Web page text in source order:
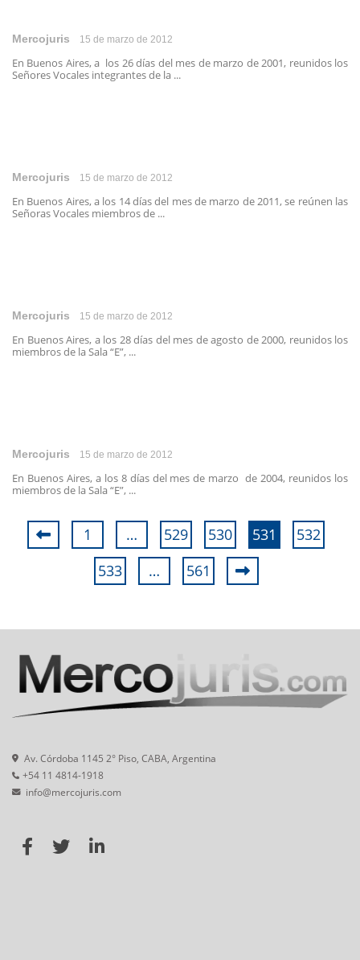
Mercojuris 15 de marzo de 2012
En Buenos Aires, a los 26 días del mes de marzo de 2001, reunidos los
Señores Vocales integrantes de la ...
Mercojuris 15 de marzo de 2012
En Buenos Aires, a los 14 días del mes de marzo de 2011, se reúnen las
Señoras Vocales miembros de ...
Mercojuris 15 de marzo de 2012
En Buenos Aires, a los 28 días del mes de agosto de 2000, reunidos los
miembros de la Sala “E”, ...
Mercojuris 15 de marzo de 2012
En Buenos Aires, a los 8 días del mes de marzo de 2004, reunidos los
miembros de la Sala “E”, ...
1 … 529 530 531
532
533
… 561
Av. Córdoba 1145 2° Piso, CABA, Argentina
+54 11 4814-1918
info@mercojuris.com